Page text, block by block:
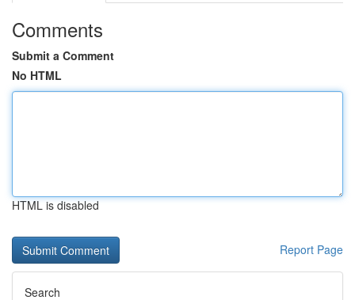
Comments
Submit a Comment
No HTML
HTML is disabled
Report Page
Search